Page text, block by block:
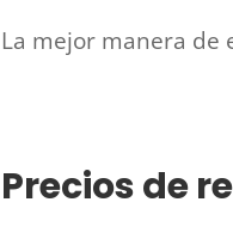
La mejor manera de
Precios de